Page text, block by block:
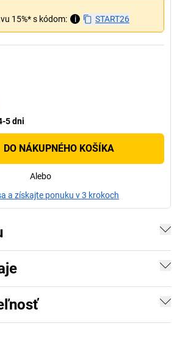
15%* s kódom:
i START26
5 dni
DO NÁKUPNÉHO KOŠÍKA
Alebo
a získajte ponuku v 3 krokoch